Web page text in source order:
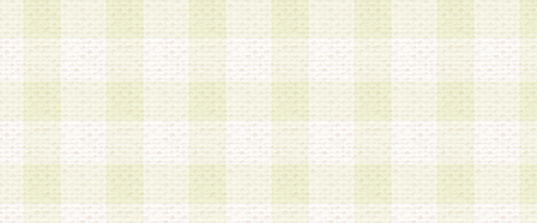
を行うものとします。当社は、会員登録を承認し
会員として本サービスを 受けるためのログイン
を付与します。
3.会員は、会員登録の際に申告する登録情報の全
いかなる虚偽の申告をも行ってはならないものと
4.会員は、複数のログインＩＤおよびパスワード